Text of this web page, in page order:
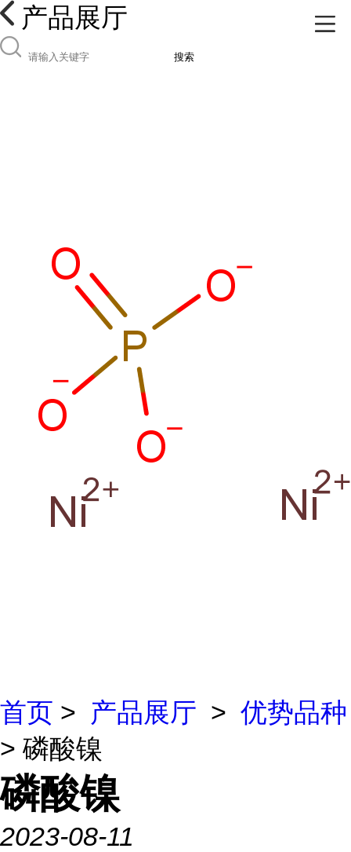
产品展厅
搜索
首页 > 产品展厅 > 优势品种
> 磷酸镍
磷酸镍
2023-08-11